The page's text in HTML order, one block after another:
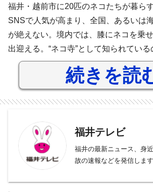
福井・越前市に20匹のネコたちが暮ら
SNSで人気が高まり、全国、あるいは
が絶えない。境内では、膝にネコを乗
出迎える。“ネコ寺”として知られてい
続きを読
福井テレビ
福井の最新ニュース、身
故の速報などを発信します